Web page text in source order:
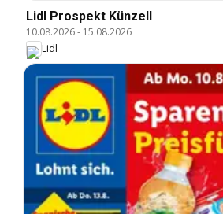
Lidl Prospekt Künzell
10.08.2026- 15.08.2026
Lidl